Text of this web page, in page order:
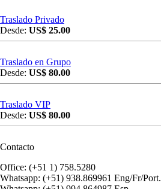
Traslado Privado
Desde: US$ 25.00
Traslado en Grupo
Desde: US$ 80.00
Traslado VIP
Desde: US$ 80.00
Contacto
Office: (+51 1) 758.5280
Whatsapp: (+51) 938.869961 Eng/Fr/Port.